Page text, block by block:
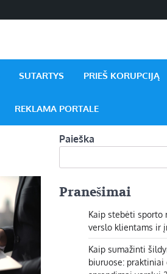
SUTARTYS PRIEŠ KORUPCIJĄ
REKLAMA PORTALE
Paieška
Pranešimai
Kaip stebėti sporto
verslo klientams ir
Kaip sumažinti
biuruose: praktiniai